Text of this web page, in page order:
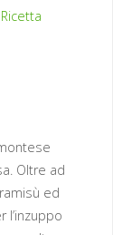
Ricetta
Oltre ad
ed
l’inzuppo